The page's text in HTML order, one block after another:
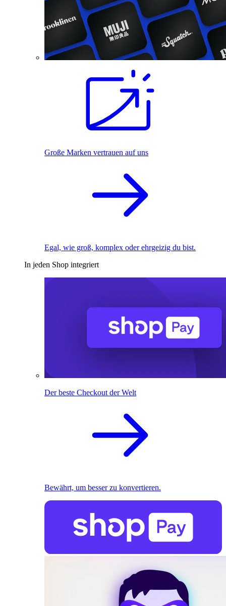
Große Marken vertrauen auf uns
Egal, wie groß, komplex oder ehrgeizig du bist.
In jeden Shop integriert
Der beste Checkout der Welt
Bewährt, um besser zu konvertieren.